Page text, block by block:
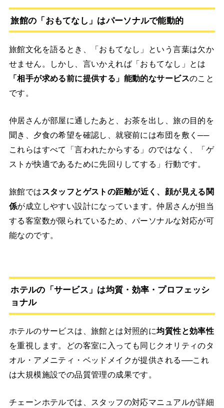
旅館の「おもてなし」はパーソナルで能動的
旅館文化を語るとき、「おもてなし」という言葉は欠か
せません。しかし、言いかえれば「おもてなし」とは
「相手が求める前に提供する」能動的なサービスのこと
です。
仲居さんが部屋に通したあと、お茶を出し、旅の目的を
聞き、夕食の希望を確認し、就寝前には布団を敷く──
これらはすべて「言われたからする」のではなく、「ゲ
ストが快適であるために先回りしてする」行動です。
旅館ではスタッフとゲストの距離が近く、顔が見える関
係が成立しやすい設計になっています。仲居さんが担当
する客室数が限られているため、パーソナルな対応が可
能なのです。
ホテルの「サービス」は均質・効率・プロフェッシ
ョナル
ホテルのサービスは、旅館とは対照的に均質性と効率性
を重視します。どの客室に入っても同じクオリティのタ
オル・アメニティ・ベッドメイクが提供される──これ
は大規模施設での品質管理の成果です。
チェーンホテルでは、スタッフの対応マニュアルが詳細